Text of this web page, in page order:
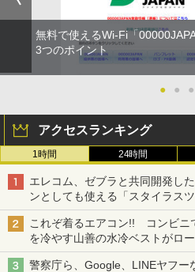
無料で使えるWi-Fi「
3つのポイント
● ● ●
アクセスランキング
1時間 24時間
エレコム、ゼブラと共同開発し
ンとしても使える「スタイラス
も、持ち替えずに書き込める
これぞ着るエアコン!! コンビニ
を冷やす山善の水冷ベストがロ
ち・ざ・ろーど！その14】【空
警察庁ら、Google、LINEヤフー